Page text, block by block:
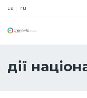
ua | ru
дії